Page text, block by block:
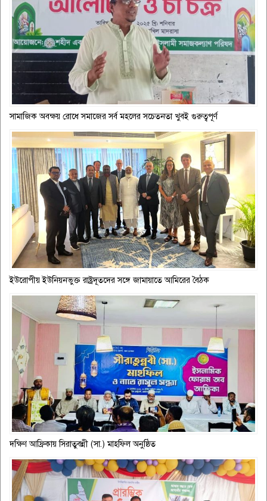
সামাজিক অবক্ষয় রোধে সমাজের সর্ব মহলের সচেতনতা খুবই গুরুত্বপূর্ণ
ইউরোপীয় ইউনিয়নভুক্ত রাষ্ট্রদূতদের সঙ্গে জামায়াতে আমিরের বৈঠক
দক্ষিণ আফ্রিকায় সিরাতুবন্নী (সা.) মাহফিল অনুষ্ঠিত